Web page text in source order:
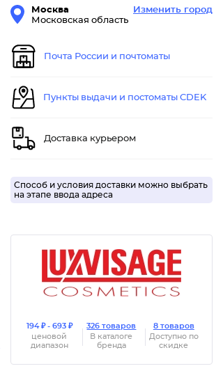
Москва
Московская область
Изменить город
Почта России и почтоматы
Пункты выдачи и постоматы CDEK
Доставка курьером
Способ и условия доставки можно выбрать
на этапе ввода адреса
194 ₽ - 693 ₽
ценовой
диапазон
326 товаров
В каталоге
бренда
8 товаров
Доступно по
скидке